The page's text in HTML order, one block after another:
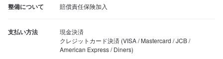
整備について 賠償責任保険加入
支払い方法
現金決済
クレジットカード決済 (VISA / Mastercard / JCB /
American Express / Diners)